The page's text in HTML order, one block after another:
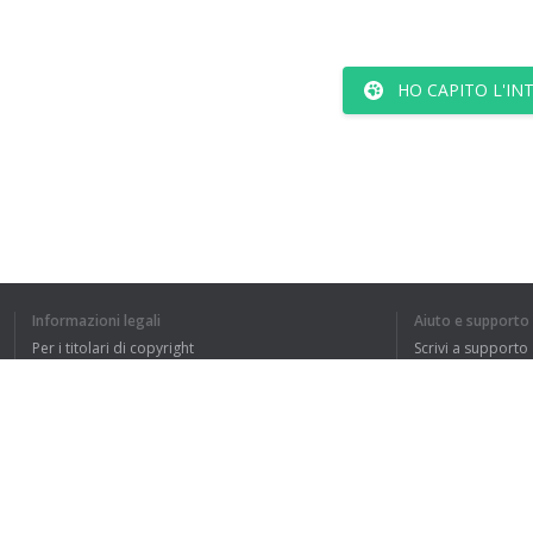
HO CAPITO
Informazioni legali
Per i titolari di copyright
Aiuto e supporto
Scrivi a supporto